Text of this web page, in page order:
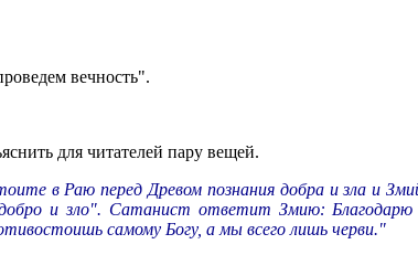
вечность".
для читателей пару вещей.
в Раю перед Древом познания добра и зла и
и зло". Сатанист ответит Змию:
самому Богу, а мы всего лишь черви."